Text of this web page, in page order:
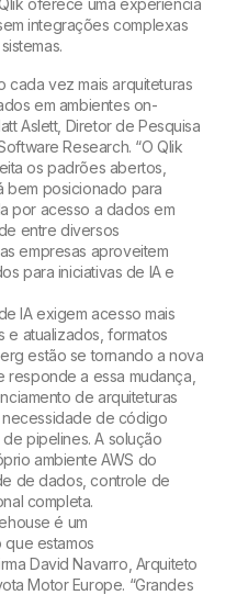
oferece uma experiência
integrações complexas
cada vez mais arquiteturas
em ambientes on-
Aslett, Diretor de Pesquisa
Research. “O Qlik
os padrões abertos,
bem posicionado para
por acesso a dados em
entre diversos
empresas aproveitem
para iniciativas de IA e
IA exigem acesso mais
e atualizados, formatos
estão se tornando a nova
responde a essa mudança,
de arquiteturas
de código
pipelines. A solução
ambiente AWS do
de dados, controle de
completa.
é um
estamos
David Navarro, Arquiteto
Motor Europe. “Grandes